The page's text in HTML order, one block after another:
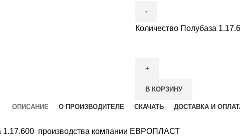
Количество Полубаза
В КОРЗИНУ
ОПИСАНИЕ О ПРОИЗВОДИТЕЛЕ СКАЧАТЬ ДОСТАВКА И
1.17.600 производства компании ЕВРОПЛАСТ